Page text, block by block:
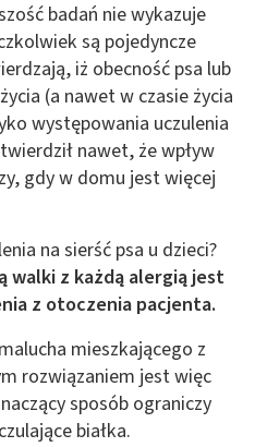
badań nie wykazuje
są pojedyncze
iż obecność psa lub
(a nawet w czasie życia
występowania uczulenia
nawet, że wpływ
gdy w domu jest więcej
na sierść psa u dzieci?
walki z każdą alergią jest
z otoczenia pacjenta.
mieszkającego z
rozwiązaniem jest więc
sposób ograniczy
białka.
treści
doboru
statystyce lub
źródeł
danych do